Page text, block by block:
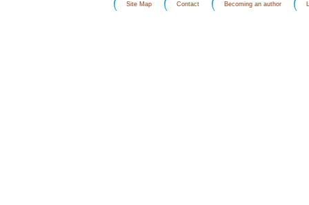
Site Map Contact Becoming an author